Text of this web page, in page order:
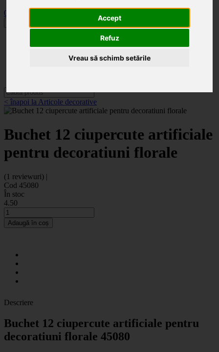
Accept
Refuz
Vreau să schimb setările
0
Categorii
< înapoi la Articole decorative
Buchet 12 ciupercute artificiale
pentru decoratiuni florale
(1 reviewuri) |
Cod 45080
În stoc
4.50
Adaugă în coș
Descriere
Buchet 12 ciupercute artificiale pentru
decoratiuni florale 45080